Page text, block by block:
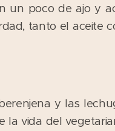
un poco de ajo y
tanto el aceite
y las
vida del